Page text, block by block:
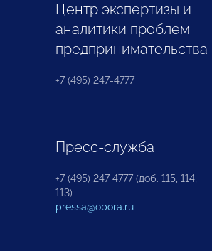
Центр экспертизы и
аналитики проблем
предпринимательства
+7 (495) 247-4777
Пресс-служба
+7 (495) 247 4777 (доб. 115, 114,
113)
pressa@opora.ru